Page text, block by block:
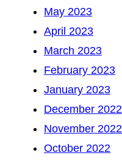
May 2023
April 2023
March 2023
February 2023
January 2023
December 2022
November 2022
October 2022